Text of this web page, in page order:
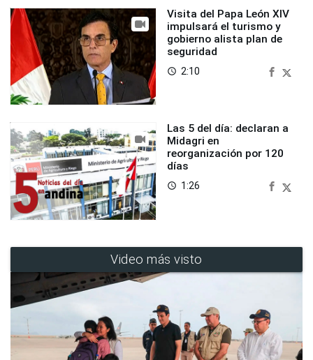
Visita del Papa León XIV
impulsará el turismo y
gobierno alista plan de
seguridad
access_time 2:10
Las 5 del día: declaran a
Midagri en
reorganización por 120
días
access_time 1:26
Video más visto